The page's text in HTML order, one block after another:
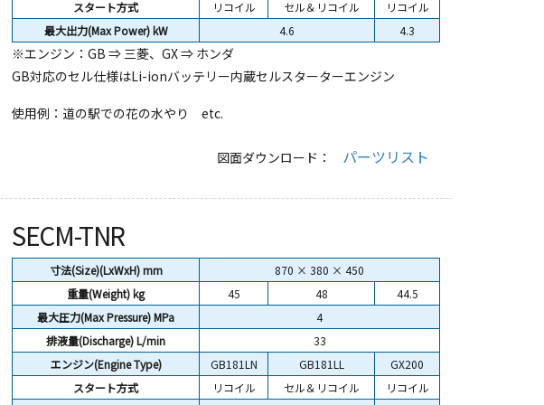
スタート方式 リコイル セル＆リコイル
リコイル
最大出力(Max Power) kW
4.6 4.3
※エンジン：GB ⇒ 三菱、GX ⇒ ホンダ
GB対応のセル仕様はLi-ionバッテリー内蔵セルスターターエンジン
使用例：道の駅での花の水やり etc.
図面ダウンロード： パーツリスト
SECM-TNR
寸法(Size)(LxWxH) mm
870 × 380 × 450
重量(Weight)kg 45 48
44.5
最大圧力(Max Pressure) MPa
4
排液量(Discharge) L/min
33
エンジン(Engine Type)
GB181LN GB181LL
GX200
スタート方式
リコイル セル＆リコイル
リコイル